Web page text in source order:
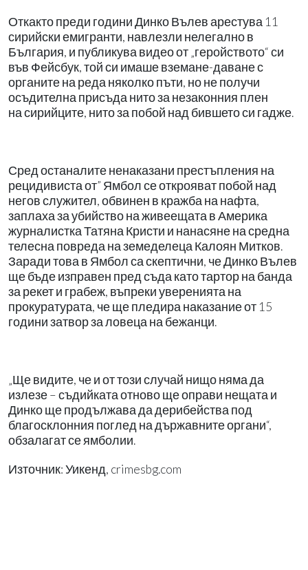
Откакто преди години Динко Вълев арестува 11
сирийски емигранти, навлезли нелегално в
България, и публикува видео от „геройството“ си
във Фейсбук, той си имаше вземане-даване с
органите на реда няколко пъти, но не получи
осъдителна присъда нито за незаконния плен
насирийците, нито за побой над бившето си гадже.
Сред останалите ненаказани престъпления на
рецидивиста от” Ямбол се открояват побой над
негов служител, обвинен в кражба на нафта,
заплаха за убийство на живеещата в Америка
журналистка Татяна Кристи и нанасяне на средна
телесна повреда на земеделеца Калоян Митков.
Заради това в Ямбол са скептични, че Динко Вълев
ще бъде изправен пред съда като тартор на банда
за рекет и грабеж, въпреки уверенията на
прокуратурата, че ще пледира наказание от 15
години затвор за ловеца на бежанци.
„Ще видите, че и от този случай нищо няма да
излезе – съдийката отново ще оправи нещата и
Динко ще продължава да дерибейства под
благосклонния поглед на държавните органи“,
обзалагат се ямболии.
Източник: Уикенд, crimesbg.com